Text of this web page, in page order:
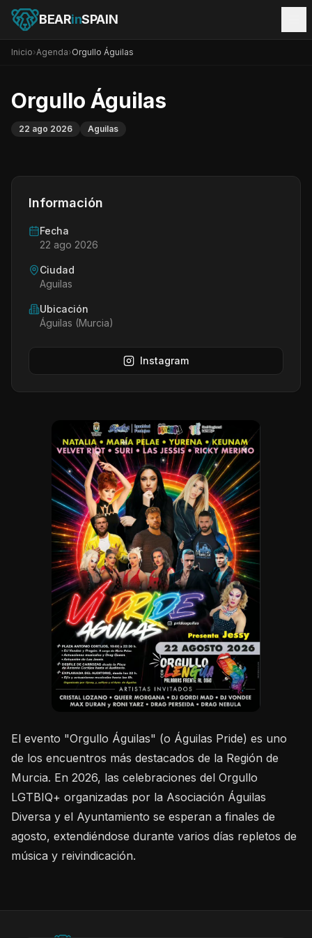
BEARinSPAIN
Inicio›Agenda›Orgullo Águilas
Orgullo Águilas
22 ago 2026 Aguilas
Información
Fecha
22 ago 2026
Ciudad
Aguilas
Ubicación
Águilas (Murcia)
Instagram
El evento "Orgullo Águilas" (o Águilas Pride) es uno
de los encuentros más destacados de la Región de
Murcia. En 2026, las celebraciones del Orgullo
LGTBIQ+ organizadas por la Asociación Águilas
Diversa y el Ayuntamiento se esperan a finales de
agosto, extendiéndose durante varios días repletos de
música y reivindicación.